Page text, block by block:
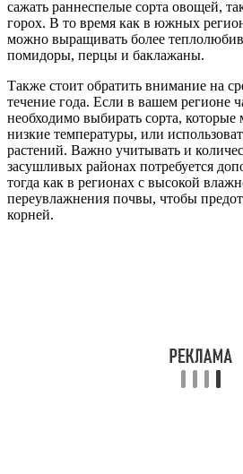
сажать раннеспелые сорта овощей,
горох. В то время как в южных
можно выращивать более
помидоры, перцы и баклажаны.
Также стоит обратить внимание на
течение года. Если в вашем регионе
необходимо выбирать сорта,
низкие температуры, или
растений. Важно учитывать и
засушливых районах потребуется
тогда как в регионах с высокой
переувлажнения почвы, чтобы
корней.